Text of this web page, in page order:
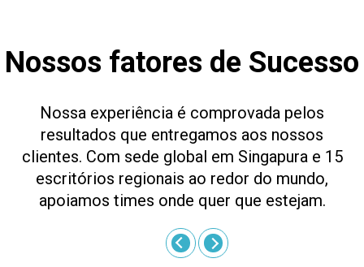
Nossos fatores de Sucesso
Nossa experiência é comprovada pelos
resultados que entregamos aos nossos
clientes. Com sede global em Singapura e 15
escritórios regionais ao redor do mundo,
apoiamos times onde quer que estejam.